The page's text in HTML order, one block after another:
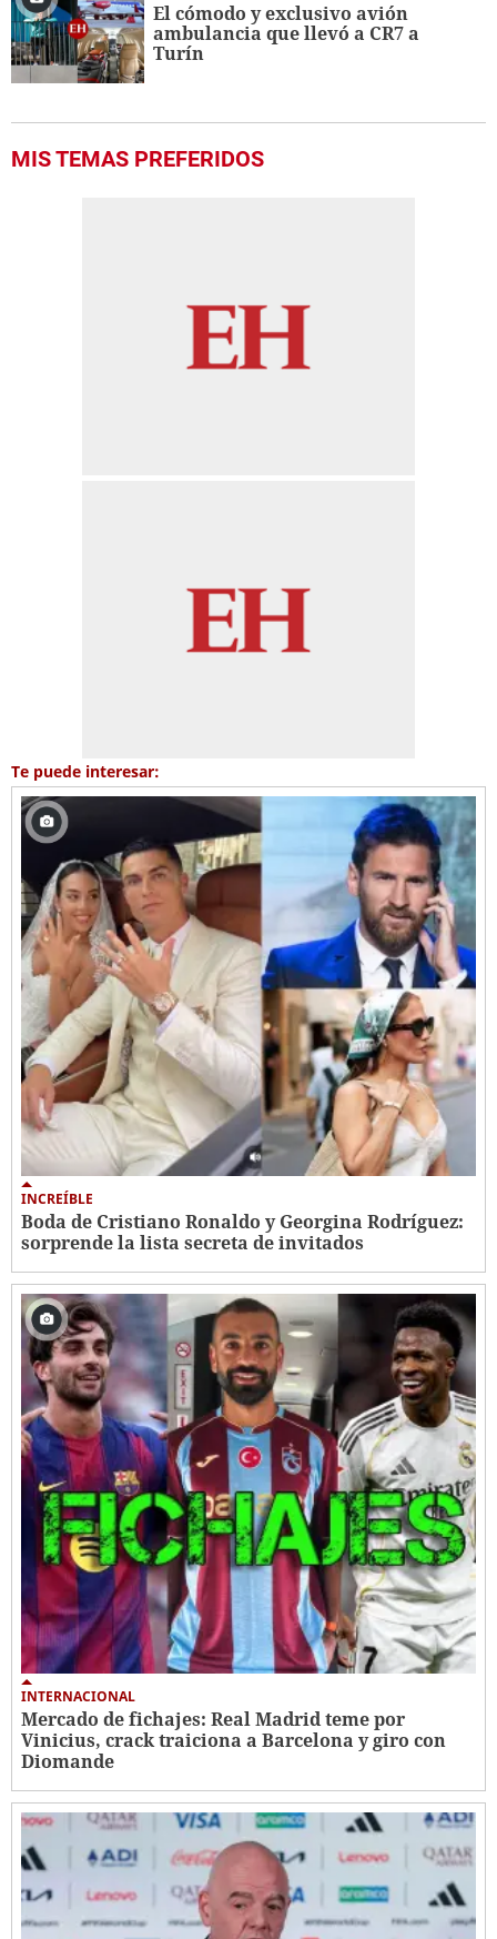
El cómodo y exclusivo avión
ambulancia que llevó a CR7 a
Turín
MIS TEMAS PREFERIDOS
Te puede interesar:
INCREÍBLE
Boda de Cristiano Ronaldo y Georgina Rodríguez:
sorprende la lista secreta de invitados
INTERNACIONAL
Mercado de fichajes: Real Madrid teme por
Vinicius, crack traiciona a Barcelona y giro con
Diomande